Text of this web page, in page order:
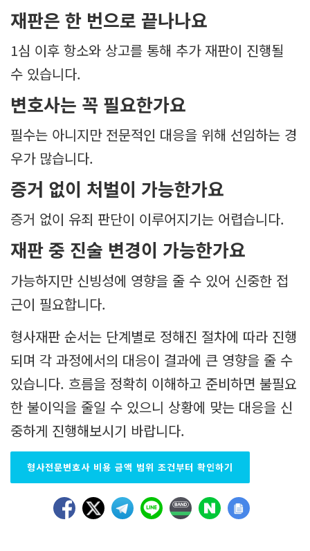
재판은 한 번으로 끝나나요
1심 이후 항소와 상고를 통해 추가 재판이 진행될
수 있습니다.
변호사는 꼭 필요한가요
필수는 아니지만 전문적인 대응을 위해 선임하는 경
우가 많습니다.
증거 없이 처벌이 가능한가요
증거 없이 유죄 판단이 이루어지기는 어렵습니다.
재판 중 진술 변경이 가능한가요
가능하지만 신빙성에 영향을 줄 수 있어 신중한 접
근이 필요합니다.
형사재판 순서는 단계별로 정해진 절차에 따라 진행
되며 각 과정에서의 대응이 결과에 큰 영향을 줄 수
있습니다. 흐름을 정확히 이해하고 준비하면 불필요
한 불이익을 줄일 수 있으니 상황에 맞는 대응을 신
중하게 진행해보시기 바랍니다.
형사전문변호사 비용 금액 범위 조건부터 확인하기